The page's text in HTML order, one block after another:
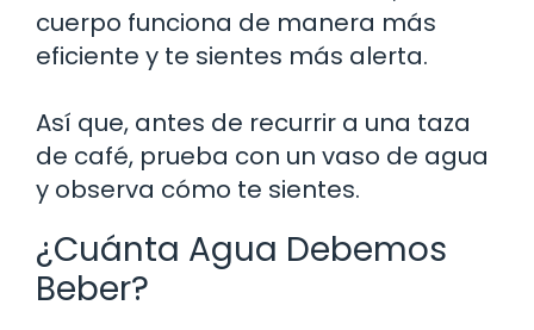
cuerpo funciona de manera más
eficiente y te sientes más alerta.
Así que, antes de recurrir a una taza
de café, prueba con un vaso de agua
y observa cómo te sientes.
¿Cuánta Agua Debemos
Beber?